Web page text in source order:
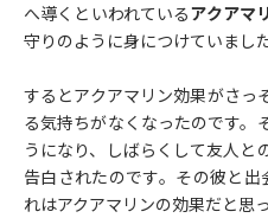
へ導くといわれているアクアマ
守りのように身につけていました
するとアクアマリン効果がさっ
る気持ちがなくなったのです。
うになり、しばらくして友人と
告白されたのです。その彼と出
れはアクアマリンの効果だと思